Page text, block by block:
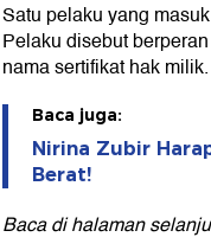
Satu pelaku yang
Pelaku disebut
nama sertifikat hak milik.
Baca juga:
Nirina Zubir
Berat!
Baca di halaman